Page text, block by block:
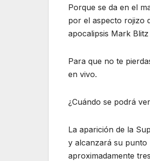
Porque se da en el
por el aspecto rojizo
apocalipsis Mark
Para que no te
en vivo.
¿Cuándo se podrá
La aparición de la
y alcanzará su punto
aproximadamente